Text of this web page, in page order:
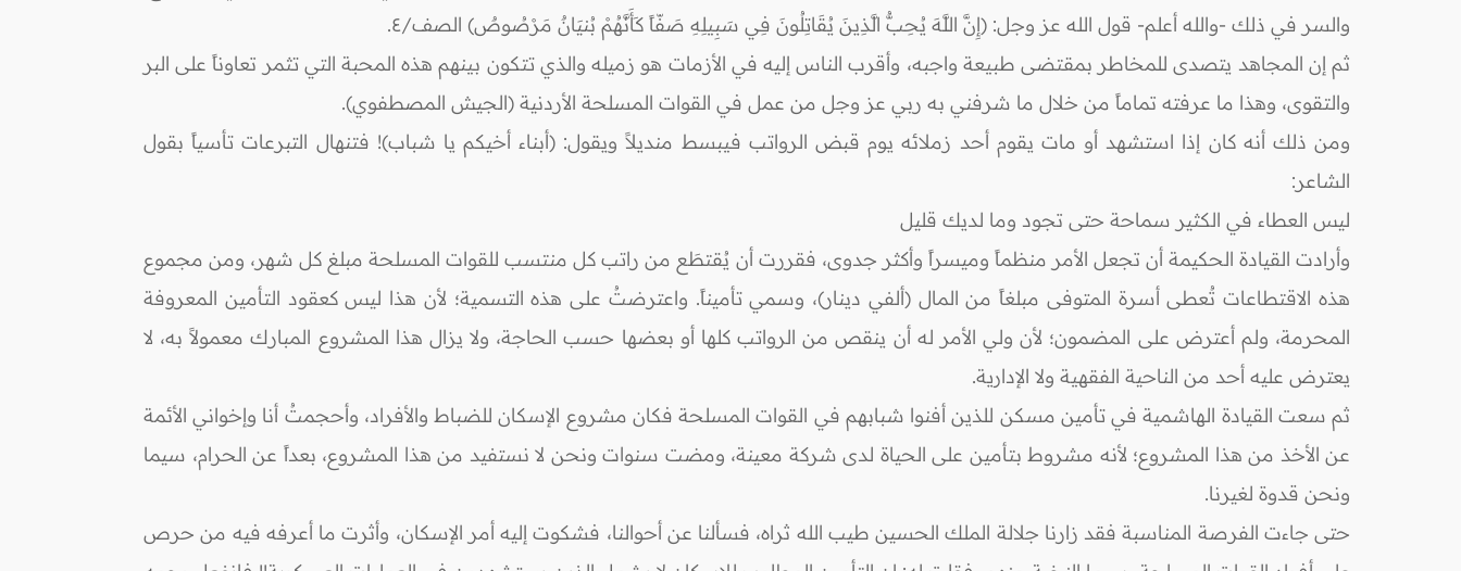
والسر في ذلك -والله أعلم- قول الله عز وجل: (إِنَّ اللَّهَ يُحِبُّ الَّذِينَ يُقَاتِلُونَ فِي سَبِيلِهِ صَفّاً كَأَنَّهُمْ بُنيَانٌ مَرْصُوصٌ) الصف/٤.
ثم إن المجاهد يتصدى للمخاطر بمقتضى طبيعة واجبه، وأقرب الناس إليه في الأزمات هو زميله والذي تتكون بينهم هذه المحبة التي تثمر تعاوناً على البر
والتقوى، وهذا ما عرفته تماماً من خلال ما شرفني به ربي عز وجل من عمل في القوات المسلحة الأردنية (الجيش المصطفوي).
ومن ذلك أنه كان إذا استشهد أو مات يقوم أحد زملائه يوم قبض الرواتب فيبسط منديلاً ويقول: (أبناء أخيكم يا شباب)! فتنهال التبرعات تأسياً بقول
الشاعر:
ليس العطاء في الكثير سماحة حتى تجود وما لديك قليل
وأرادت القيادة الحكيمة أن تجعل الأمر منظماً وميسراً وأكثر جدوى، فقررت أن يُقتطَع من راتب كل منتسب للقوات المسلحة مبلغ كل شهر، ومن مجموع
هذه الاقتطاعات تُعطى أسرة المتوفى مبلغاً من المال (ألفي دينار)، وسمي تأميناً. واعترضتُ على هذه التسمية؛ لأن هذا ليس كعقود التأمين المعروفة
المحرمة، ولم أعترض على المضمون؛ لأن ولي الأمر له أن ينقص من الرواتب كلها أو بعضها حسب الحاجة، ولا يزال هذا المشروع المبارك معمولاً به، لا
يعترض عليه أحد من الناحية الفقهية ولا الإدارية.
ثم سعت القيادة الهاشمية في تأمين مسكن للذين أفنوا شبابهم في القوات المسلحة فكان مشروع الإسكان للضباط والأفراد، وأحجمتُ أنا وإخواني الأئمة
عن الأخذ من هذا المشروع؛ لأنه مشروط بتأمين على الحياة لدى شركة معينة، ومضت سنوات ونحن لا نستفيد من هذا المشروع، بعداً عن الحرام، سيما
ونحن قدوة لغيرنا.
حتى جاءت الفرصة المناسبة فقد زارنا جلالة الملك الحسين طيب الله ثراه، فسألنا عن أحوالنا، فشكوت إليه أمر الإسكان، وأثرت ما أعرفه فيه من حرص